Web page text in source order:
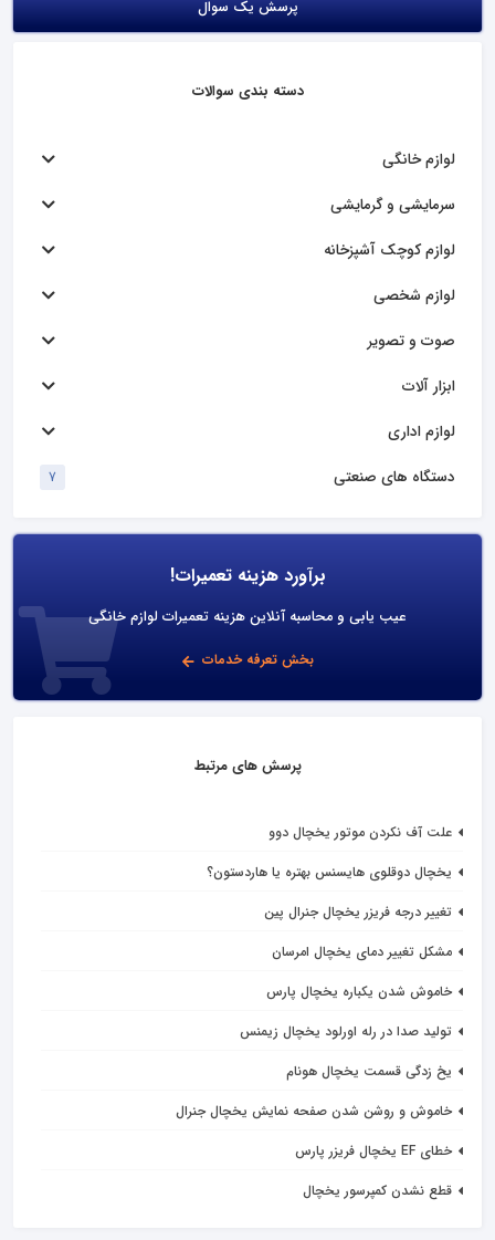
پرسش یک سوال
دسته بندی سوالات
لوازم خانگی
سرمایشی و گرمایشی
لوازم کوچک آشپزخانه
لوازم شخصی
صوت و تصویر
ابزار آلات
لوازم اداری
دستگاه های صنعتی
7
برآورد هزینه تعمیرات!
عیب یابی و محاسبه آنلاین هزینه تعمیرات لوازم خانگی
بخش تعرفه خدمات
پرسش های مرتبط
علت آف نکردن موتور یخچال دوو
یخچال دوقلوی هایسنس بهتره یا هاردستون؟
تغییر درجه فریزر یخچال جنرال پین
مشکل تغییر دمای یخچال امرسان
خاموش شدن یکباره یخچال پارس
تولید صدا در رله اورلود یخچال زیمنس
یخ زدگی قسمت یخچال هونام
خاموش و روشن شدن صفحه نمایش یخچال جنرال
خطای EF یخچال فریزر پارس
قطع نشدن کمپرسور یخچال